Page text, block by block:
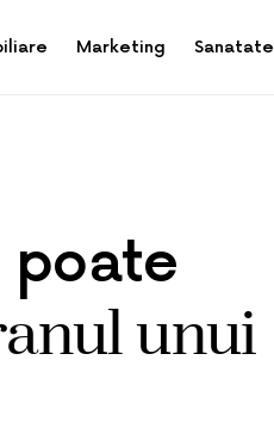
Marketing Sanatate
poate
unui